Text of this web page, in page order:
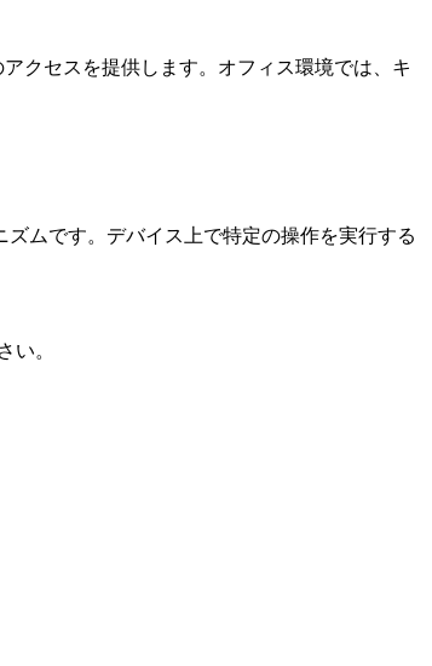
クセスを提供します。オフィス環境では、キ
ムです。デバイス上で特定の操作を実行する
い。